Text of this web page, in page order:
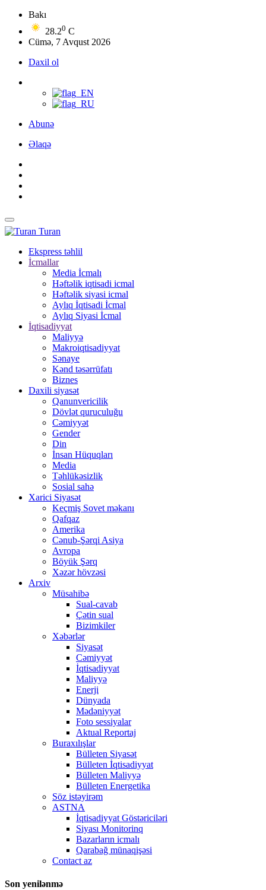
Bakı
28.20 C
Cümə, 7 Avqust 2026
Daxil ol
Abunə
Əlaqə
Turan
Ekspress təhlil
İcmallar
Media İcmalı
Həftəlik iqtisadi icmal
Həftəlik siyasi icmal
Aylıq İqtisadi İcmal
Aylıq Siyasi İcmal
İqtisadiyyat
Maliyyə
Makroiqtisadiyyat
Sənaye
Kənd təsərrüfatı
Biznes
Daxili siyasət
Qanunvericilik
Dövlət quruculuğu
Cəmiyyət
Gender
Din
İnsan Hüquqları
Media
Təhlükəsizlik
Sosial sahə
Xarici Siyasət
Keçmiş Sovet məkanı
Qafqaz
Amerika
Cənub-Şərqi Asiya
Avropa
Böyük Şərq
Xəzər hövzəsi
Arxiv
Müsahibə
Sual-cavab
Çətin sual
Bizimkiler
Xəbərlər
Siyasət
Cəmiyyət
İqtisadiyyat
Maliyyə
Enerji
Dünyada
Mədəniyyət
Foto sessiyalar
Aktual Reportaj
Buraxılışlar
Bülleten Siyasət
Bülleten İqtisadiyyat
Bülleten Maliyyə
Bülleten Energetika
Söz istəyirəm
ASTNA
İqtisadiyyat Göstəriciləri
Siyası Monitorinq
Bazarların icmalı
Qarabağ münaqişəsi
Contact az
Son yenilənmə